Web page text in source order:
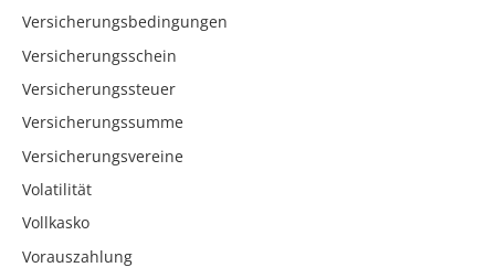
Versicherungsbedingungen
Versicherungsschein
Versicherungssteuer
Versicherungssumme
Versicherungsvereine
Volatilität
Vollkasko
Vorauszahlung